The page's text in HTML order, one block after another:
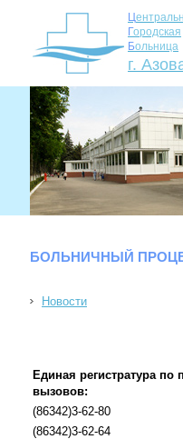
Ц
Городская
Больница
г.
БОЛЬНИЧНЫЙ
Новости
Единая регистратура по
вызовов:
(86342)3-62-80
(86342)3-62-64